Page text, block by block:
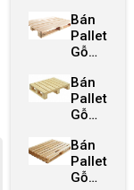
Rẻ
Quận
2
Bán
Pallet
Gỗ
Rẻ
Quận
3
Bán
Pallet
Gỗ
Rẻ
Quận
4
Bán
Pallet
Gỗ